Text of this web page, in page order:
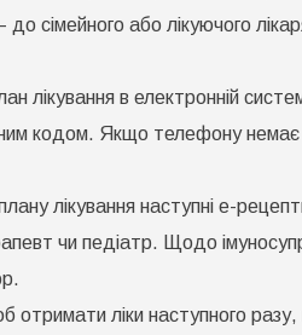
сімейного або лікуючого
лікування в електронній
кодом. Якщо телефону немає
лікування наступні е-
чи педіатр. Щодо
отримати ліки наступного